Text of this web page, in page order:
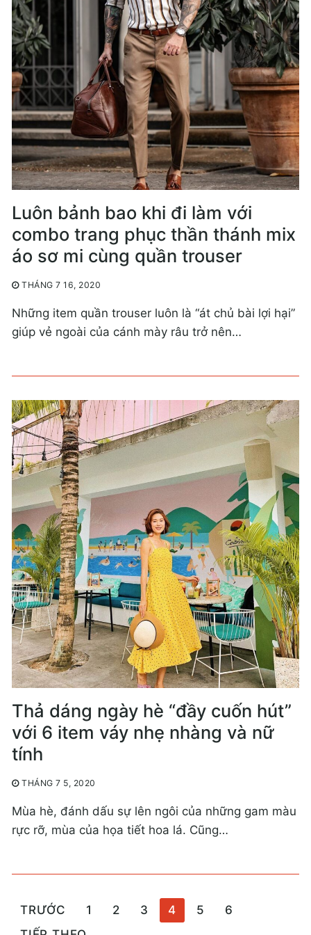
Luôn bảnh bao khi đi làm với
combo trang phục thần thánh mix
áo sơ mi cùng quần trouser
THÁNG 7 16, 2020
Những item quần trouser luôn là “át chủ bài lợi hại”
giúp vẻ ngoài của cánh mày râu trở nên…
Thả dáng ngày hè “đầy cuốn hút”
với 6 item váy nhẹ nhàng và nữ
tính
THÁNG 7 5, 2020
Mùa hè, đánh dấu sự lên ngôi của những gam màu
rực rỡ, mùa của họa tiết hoa lá. Cũng…
Phân
trang
TRƯỚC 1 2 3 4 5
6